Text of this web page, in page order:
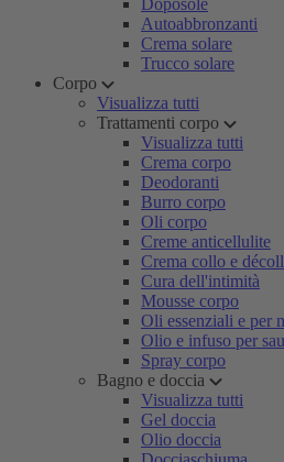
Doposole
Autoabbronzanti
Crema solare
Trucco solare
Corpo
Visualizza tutti
Trattamenti corpo
Visualizza tutti
Crema corpo
Deodoranti
Burro corpo
Oli corpo
Creme anticellulite
Crema collo e
Cura dell'intimità
Mousse corpo
Oli essenziali e per
Olio e infuso per
Spray corpo
Bagno e doccia
Visualizza tutti
Gel doccia
Olio doccia